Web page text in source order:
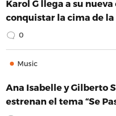
Karol G llega a su
conquistar la cima de
0
Music
Ana Isabelle y Gilberto
estrenan el tema “Se